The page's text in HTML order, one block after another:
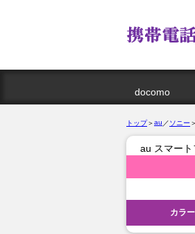
docomo
トップ＞au ／ソニー
au スマート
カラー